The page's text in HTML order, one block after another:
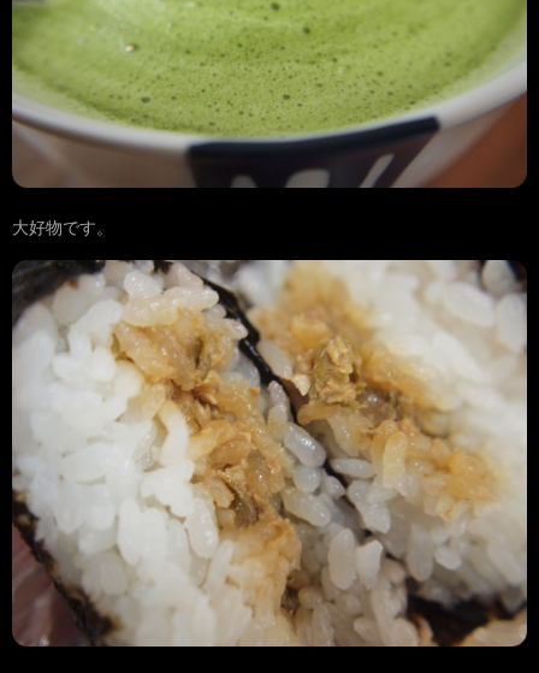
大好物です。